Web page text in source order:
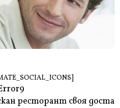
ресторант своя доста